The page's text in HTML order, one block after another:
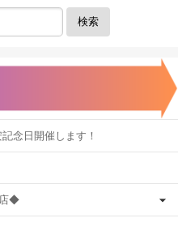
検索
念日開催します！
店◆